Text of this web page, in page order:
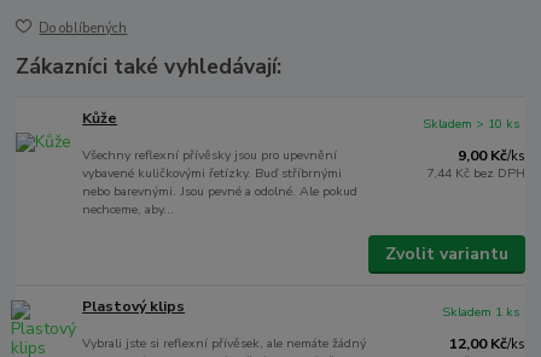
Do oblíbených
Zákazníci také vyhledávají:
Kůže
Všechny reflexní přívěsky jsou pro upevnění
vybavené kuličkovými řetízky. Buď stříbrnými
nebo barevnými. Jsou pevné a odolné. Ale pokud
nechceme, aby...
9,00 Kč/ks
7,44 Kč bez DPH
Skladem > 10 ks
Zvolit variantu
Plastový klips
Vybrali jste si reflexní přívěsek, ale nemáte žádný
12,00 Kč/ks
Skladem 1 ks